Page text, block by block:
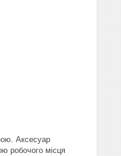
Аксесуар
робочого місця